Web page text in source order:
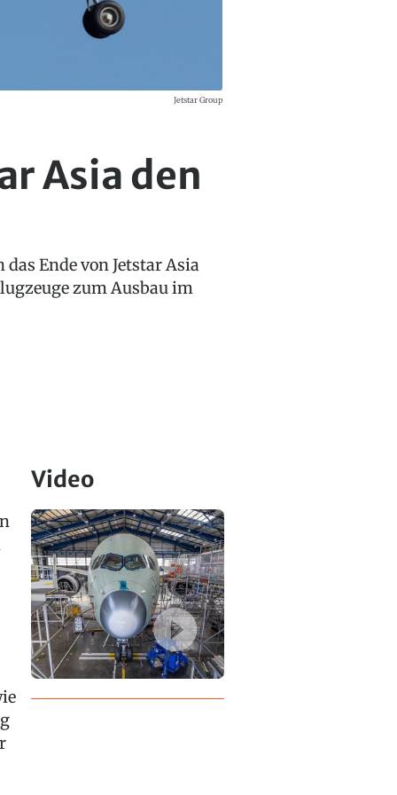
Jetstar Group
Asia den
Ende von Jetstar Asia
zum Ausbau im
Video